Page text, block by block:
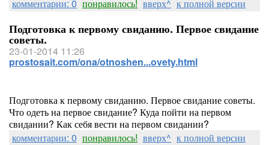
комментарии: 0 понравилось! вверх^ к полной версии
Подготовка к первому свиданию. Первое свидание
советы.
23-01-2014 11:26
prostosait.com/ona/otnoshen...ovety.html
Подготовка к первому свиданию. Первое свидание советы.
Что одеть на первое свидание? Куда пойти на первом
свидании? Как себя вести на первом свидании?
комментарии: 0 понравилось! вверх^ к полной версии